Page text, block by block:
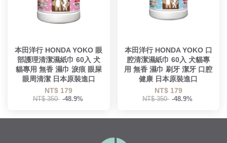
本田洋行 HONDA YOKO 眼
部護理清潔濕紙巾 60入 犬
貓專用 無香 濕巾 淚痕 眼屎
眼周清潔 日本原裝進口
NT$ 179
NT$ 350 -48.9%
本田洋行 HONDA YOKO 口
腔清潔濕紙巾 60入 犬貓專
用 無香 濕巾 刷牙 潔牙 口腔
健康 日本原裝進口
NT$ 179
NT$ 350 -48.9%